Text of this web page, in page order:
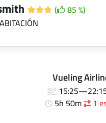
(
85 %)
Vueling
5h 50m
1